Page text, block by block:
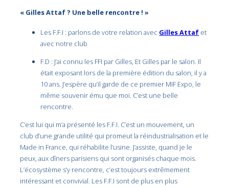
« Gilles Attaf ? Une belle rencontre ! »
Les F.F.I : parlons de votre relation avec Gilles Attaf et
avec notre club
F.D : J’ai connu les FFI par Gilles, Et Gilles par le salon. Il
était exposant lors de la première édition du salon, il y a
10 ans. J’espère qu’il garde de ce premier MIF Expo, le
même souvenir ému que moi. C’est une belle
rencontre.
C’est lui qui m’a présenté les F.F.I. C’est un mouvement, un
club d’une grande utilité qui promeut la réindustrialisation et le
Made in France, qui réhabilite l’usine. J’assiste, quand je le
peux, aux dîners parisiens qui sont organisés chaque mois.
L’écosystème s’y rencontre, c’est toujours extrêmement
intéressant et convivial. Les F.F.I sont de plus en plus